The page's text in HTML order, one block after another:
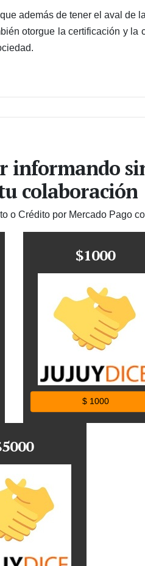
además de tener el aval de
otorgue la certificación y
informando
colaboración
o Crédito por Mercado Pago
$1000
$ 1000